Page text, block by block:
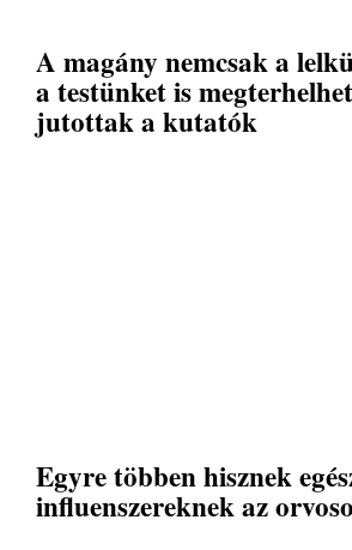
A magány nemcsak a
a testünket is
jutottak a kutatók
Egyre többen hisznek
influenszereknek az